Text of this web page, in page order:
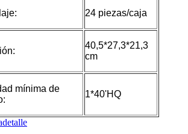
24 piezas/caja
40,5*27,3*21,3
cm
mínima de
1*40'HQ
detalle